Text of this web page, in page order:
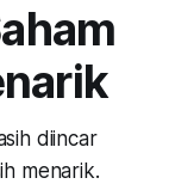
diincar
menarik.